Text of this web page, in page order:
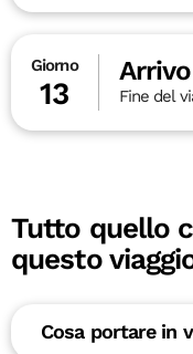
Giorno
13 Fine del
Tutto quello
questo
Cosa portare in